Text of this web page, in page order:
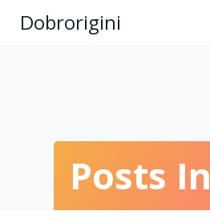
Dobrorigini
Posts In